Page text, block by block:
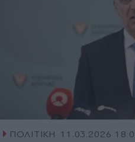
ΠΟΛΙΤΙΚΗ
11.03.2026